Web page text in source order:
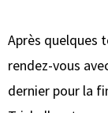
Après quelques
rendez-vous
dernier pour la